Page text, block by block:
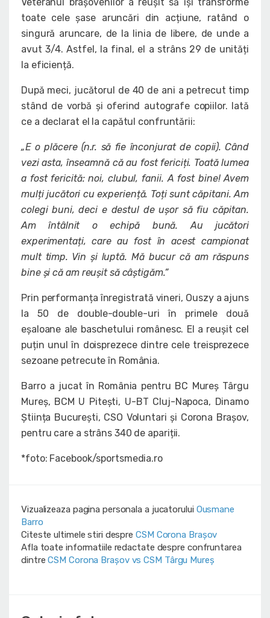
Veteranul brașovenilor a reușit să își transforme
toate cele șase aruncări din acțiune, ratând o
singură aruncare, de la linia de libere, de unde a
avut 3/4. Astfel, la final, el a strâns 29 de unități
la eficiență.
După meci, jucătorul de 40 de ani a petrecut timp
stând de vorbă și oferind autografe copiilor. Iată
ce a declarat el la capătul confruntării:
„E o plăcere (n.r. să fie înconjurat de copii). Când
vezi asta, înseamnă că au fost fericiți. Toată lumea
a fost fericită: noi, clubul, fanii. A fost bine! Avem
mulți jucători cu experiență. Toți sunt căpitani. Am
colegi buni, deci e destul de ușor să fiu căpitan.
Am întâlnit o echipă bună. Au jucători
experimentați, care au fost în acest campionat
mult timp. Vin și luptă. Mă bucur că am răspuns
bine și că am reușit să câștigăm.”
Prin performanța înregistrată vineri, Ouszy a ajuns
la 50 de double-double-uri în primele două
eșaloane ale baschetului românesc. El a reușit cel
puțin unul în doisprezece dintre cele treisprezece
sezoane petrecute în România.
Barro a jucat în România pentru BC Mureș Târgu
Mureș, BCM U Pitești, U-BT Cluj-Napoca, Dinamo
Știința București, CSO Voluntari și Corona Brașov,
pentru care a strâns 340 de apariții.
*foto: Facebook/sportsmedia.ro
Vizualizeaza pagina personala a jucatorului Ousmane
Barro
Citeste ultimele stiri despre CSM Corona Braşov
Afla toate informatiile redactate despre confruntarea
dintreCSM Corona Braşov vs CSM Târgu Mureș